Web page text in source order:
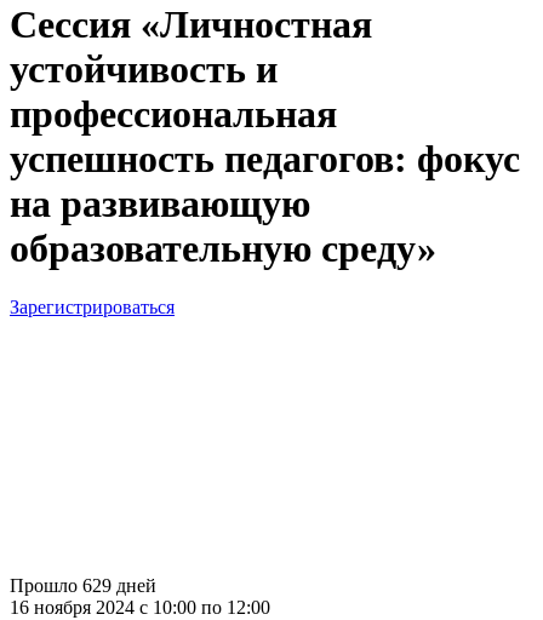
Сессия «Личностная
устойчивость и
профессиональная
успешность педагогов: фокус
на развивающую
образовательную среду»
Зарегистрироваться
Прошло 629 дней
16 ноября 2024 c 10:00 по 12:00